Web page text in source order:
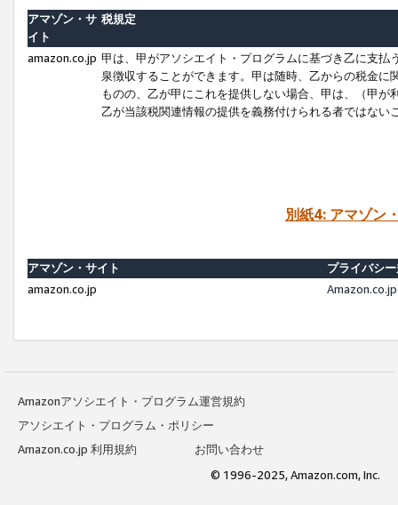
アマゾン・サ
イト
税規定
amazon.co.jp 甲は、甲がアソシエイト・プログラムに基づき乙に支
泉徴収することができます。甲は随時、乙からの税金
ものの、乙が甲にこれを提供しない場合、甲は、（甲
乙が当該税関連情報の提供を義務付けられる者ではな
別紙4: アマゾン
アマゾン・サイト
プライバシ
amazon.co.jp
Amazonアソシエイト・プログラム運営規約
アソシエイト・プログラム・ポリシー
Amazon.co.jp 利用規約
お問い合わせ
© 1996-2025, Amazon.com, Inc.